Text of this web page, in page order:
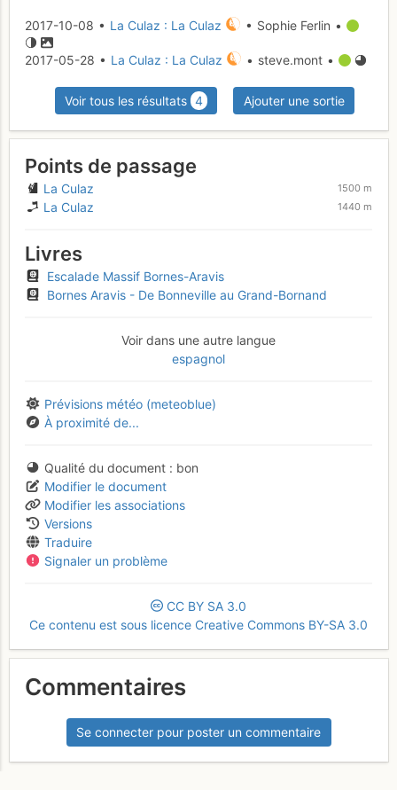
2017-10-08 • La Culaz : La Culaz • Sophie Ferlin •
2017-05-28 • La Culaz : La Culaz • steve.mont •
Voir tous les résultats 4 Ajouter une sortie
Points de passage
La Culaz 1500 m
La Culaz 1440 m
Livres
Escalade Massif Bornes-Aravis
Bornes Aravis - De Bonneville au Grand-Bornand
Voir dans une autre langue
espagnol
Prévisions météo (meteoblue)
À proximité de...
Qualité du document
bon
Modifier le document
Modifier les associations
Versions
Traduire
Signaler un problème
CC BY SA 3.0
Ce contenu est sous licence Creative Commons BY-SA 3.0
Commentaires
Se connecter pour poster un commentaire